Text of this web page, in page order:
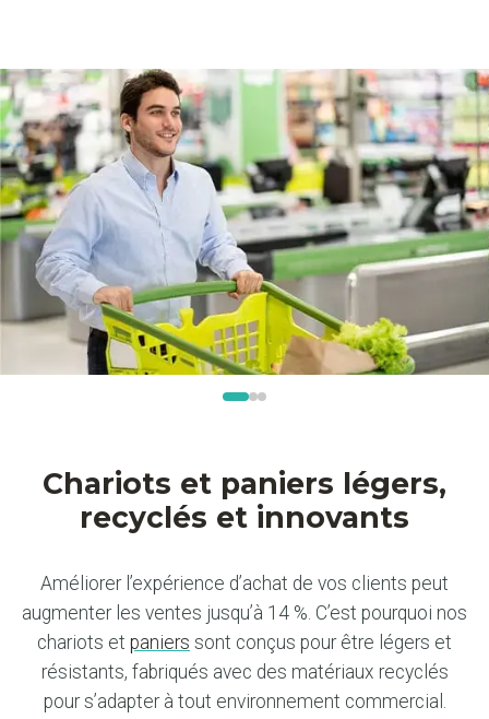
Chariots et paniers légers,
recyclés et innovants
Améliorer l’expérience d’achat de vos clients peut
augmenter les ventes jusqu’à 14 %. C’est pourquoi nos
chariots et paniers sont conçus pour être légers et
résistants, fabriqués avec des matériaux recyclés
pour s’adapter à tout environnement commercial.